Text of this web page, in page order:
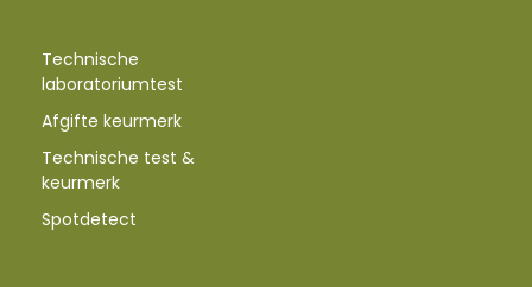
Technische
laboratoriumtest
Afgifte keurmerk
Technische test &
keurmerk
Spotdetect